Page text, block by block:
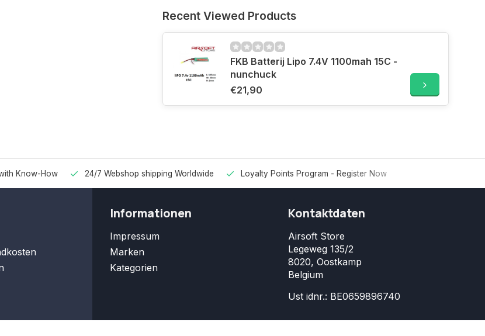
Recent Viewed Products
FKB Batterij Lipo 7.4V 1100mah 15C -
nunchuck
€21,90
Know-How 24/7 Webshop shipping Worldwide Loyalty Points Program - Register Now
Informationen
Impressum
Marken
Kategorien
Kontaktdaten
Airsoft Store
Legeweg 135/2
8020, Oostkamp
Belgium
Ust idnr.: BE0659896740